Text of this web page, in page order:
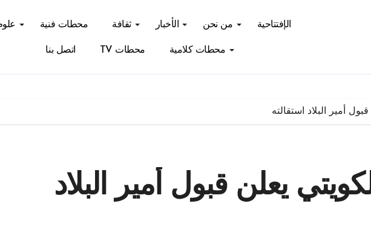
الإفتتاحية من نحن الأخبار ثقافة محطات فنية
محطات كلامية محطات TV اتصل بنا
أمير البلاد استقالته
يعلن قبول أمير البلاد